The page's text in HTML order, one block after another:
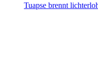
Tuapse brennt